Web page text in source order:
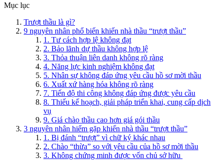
Mục lục
Trượt thầu là gì?
9 nguyên nhân phổ biến khiến nhà thầu “trượt thầu”
1. Tư cách hợp lệ không đạt
2. Bảo lãnh dự thầu không hợp lệ
3. Thỏa thuận liên danh không rõ ràng
4. Năng lực kinh nghiệm không đạt
​​​​​5. Nhân sự không đáp ứng yêu cầu hồ sơ mời thầu
6. Xuất xứ hàng hóa không rõ ràng
7. Tiến độ thi công không đáp ứng được yêu cầu
8. Thiếu kế hoạch, giải pháp triển khai, cung cấp dịch
vụ
9. Giá chào thầu cao hơn giá gói thầu
3 nguyên nhân hiếm gặp khiến nhà thầu “trượt thầu”
1. Bị đánh “trượt” vì chữ ký khác nhau
2. Chào “thừa” so với yêu cầu của hồ sơ mời thầu
3. Không chứng minh được vốn chủ sở hữu